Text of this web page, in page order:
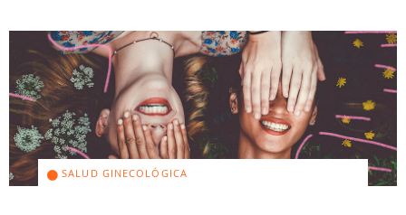
SALUD GINECOLÓGICA